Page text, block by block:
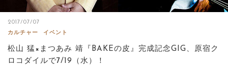
2017/07/07
カルチャー
イベント
松山 猛×まつあみ 靖『BAKEの皮』完成記念GIG、原宿ク
ロコダイルで7/19（水）！